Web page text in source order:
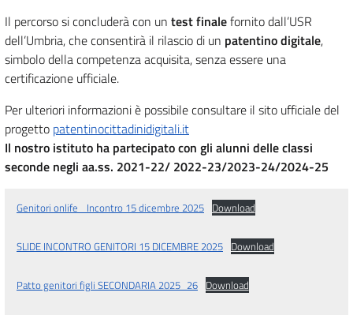
Il percorso si concluderà con un test finalefornito dall’USR
dell’Umbria, che consentirà il rilascio di un patentino digitale,
simbolo della competenza acquisita, senza essere una
certificazione ufficiale.
Per ulteriori informazioni è possibile consultare il sito ufficiale del
progetto patentinocittadinidigitali.it
Il nostro istituto ha partecipato con gli alunni delle classi
seconde negli aa.ss. 2021-22/ 2022-23/2023-24/2024-25
Genitori onlife _Incontro 15 dicembre 2025 Download
SLIDE INCONTRO GENITORI 15 DICEMBRE 2025 Download
Patto genitori figli SECONDARIA 2025_26 Download